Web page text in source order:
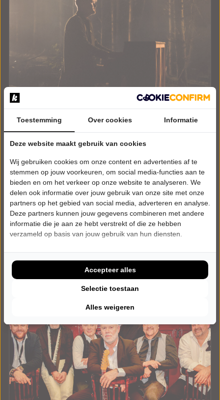
VRIJDAG 11 DECEMBER 2026 • 20:15 UUR
DeLange
In the Arms of Solitude
Theater Lampegiet
Veenendaal
POPULAIRE MUZIEK
Tickets
Toestemming Over cookies Informatie
Deze website maakt gebruik van cookies
Wij gebruiken cookies om onze content en advertenties af te
stemmen op jouw voorkeuren, om social media-functies aan te
bieden en om het verkeer op onze website te analyseren. We
delen ook informatie over jouw gebruik van onze site met onze
partners op het gebied van social media, adverteren en analyse.
Deze partners kunnen jouw gegevens combineren met andere
informatie die je aan ze hebt verstrekt of die ze hebben
verzameld op basis van jouw gebruik van hun diensten.
Alles weigeren
Selectie toestaan
Accepteer alles